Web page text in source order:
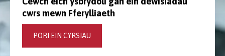
cwrs mewn Fferylliaeth
PORI EIN CYRSIAU